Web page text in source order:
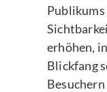
Publikums
erhöhen,
Blickfang